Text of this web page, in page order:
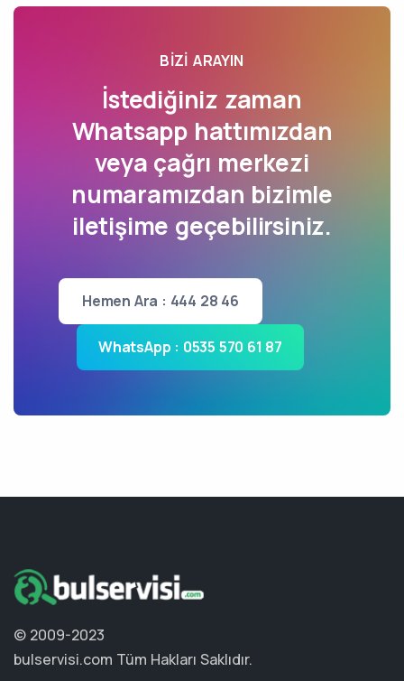
BIZI ARAYIN
İstediğiniz zaman
Whatsapp hattımızdan
veya çağrı merkezi
numaramızdan bizimle
iletişime geçebilirsiniz.
Hemen Ara : 444 28 46
WhatsApp : 0535 570 61 87
© 2009-2023
bulservisi.com Tüm Hakları Saklıdır.